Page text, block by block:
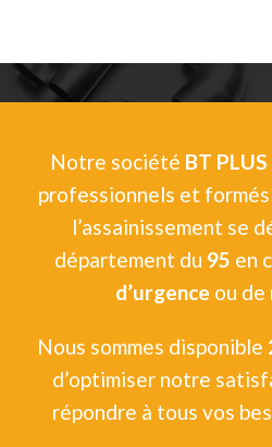
Notre société BT PLUS
professionnels et
l’assainissement se
département du 95 en
d’urgence ou de
Nous sommes disponible
d’optimiser notre
répondre à tous vos